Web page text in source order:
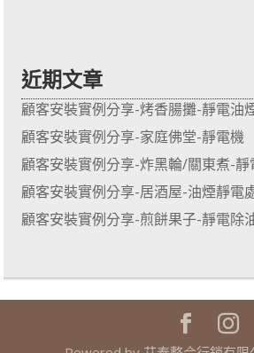
近期文章
顧客安裝實例分享-烤香腸攤-靜電油
顧客安裝實例分享-家庭佛堂-靜電機
顧客安裝實例分享-炸黑輪/關東煮-靜
顧客安裝實例分享-居酒屋-油煙靜電
顧客安裝實例分享-煎餅果子-靜電除